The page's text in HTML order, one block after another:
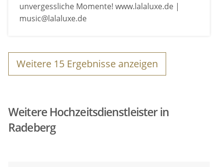
unvergessliche Momente! www.lalaluxe.de |
music@lalaluxe.de
Weitere 15 Ergebnisse anzeigen
Weitere Hochzeitsdienstleister in
Radeberg